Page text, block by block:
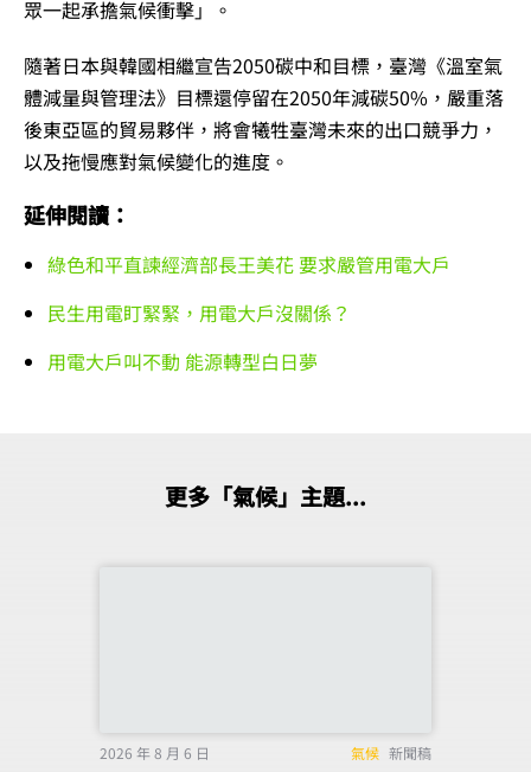
眾一起承擔氣候衝擊」。
隨著日本與韓國相繼宣告2050碳中和目標，臺灣《溫室氣
體減量與管理法》目標還停留在2050年減碳50%，嚴重落
後東亞區的貿易夥伴，將會犧牲臺灣未來的出口競爭力，
以及拖慢應對氣候變化的進度。
延伸閱讀：
綠色和平直諫經濟部長王美花 要求嚴管用電大戶
民生用電盯緊緊，用電大戶沒關係？
用電大戶叫不動 能源轉型白日夢
更多「氣候」主題...
2026 年 8 月 6 日 氣候 新聞稿